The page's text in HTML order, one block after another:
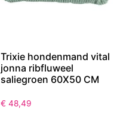
Trixie hondenmand vital
jonna ribfluweel
saliegroen 60X50 CM
€ 48,49